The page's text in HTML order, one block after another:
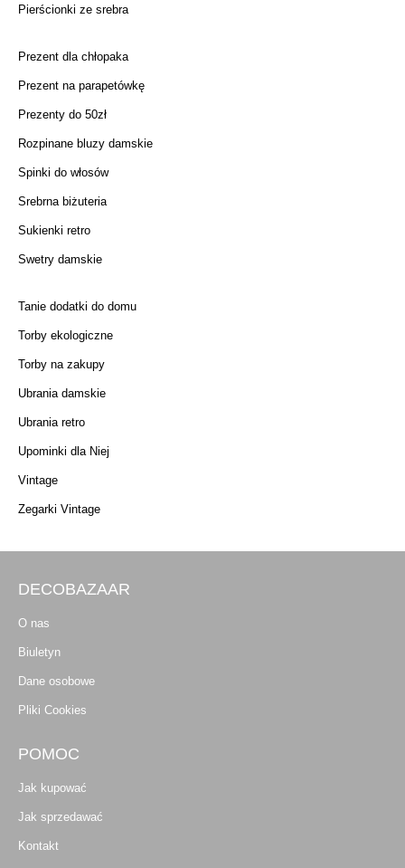
Pierścionki ze srebra
Prezent dla chłopaka
Prezent na parapetówkę
Prezenty do 50zł
Rozpinane bluzy damskie
Spinki do włosów
Srebrna biżuteria
Sukienki retro
Swetry damskie
Tanie dodatki do domu
Torby ekologiczne
Torby na zakupy
Ubrania damskie
Ubrania retro
Upominki dla Niej
Vintage
Zegarki Vintage
DECOBAZAAR
O nas
Biuletyn
Dane osobowe
Pliki Cookies
POMOC
Jak kupować
Jak sprzedawać
Kontakt